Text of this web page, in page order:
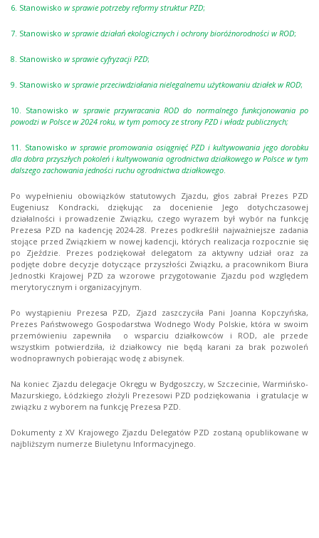
6. Stanowisko w sprawie potrzeby reformy struktur PZD;
7. Stanowisko w sprawie działań ekologicznych i ochrony bioróżnorodności w ROD;
8. Stanowisko w sprawie cyfryzacji PZD;
9. Stanowisko w sprawie przeciwdziałania nielegalnemu użytkowaniu działek w ROD;
10. Stanowiskow sprawie przywracania ROD do normalnego funkcjonowania po
powodzi w Polsce w 2024 roku, w tym pomocy ze strony PZD i władz publicznych;
11. Stanowisko w sprawie promowania osiągnięć PZD i kultywowania jego dorobku
dla dobra przyszłych pokoleń i kultywowania ogrodnictwa działkowego w Polsce w tym
dalszego zachowania jedności ruchu ogrodnictwa działkowego.
Po wypełnieniu obowiązków statutowych Zjazdu, głos zabrał Prezes PZD
Eugeniusz Kondracki, dziękując za docenienie Jego dotychczasowej
działalności i prowadzenie Związku, czego wyrazem był wybór na funkcję
Prezesa PZD na kadencję 2024-28. Prezes podkreślił najważniejsze zadania
stojące przed Związkiem w nowej kadencji, których realizacja rozpocznie się
po Zjeździe. Prezes podziękował delegatom za aktywny udział oraz za
podjęte dobre decyzje dotyczące przyszłości Związku, a pracownikom Biura
Jednostki Krajowej PZD za wzorowe przygotowanie Zjazdu pod względem
merytorycznym i organizacyjnym.
Po wystąpieniu Prezesa PZD, Zjazd zaszczyciła Pani Joanna Kopczyńska,
Prezes Państwowego Gospodarstwa Wodnego Wody Polskie, która w swoim
przemówieniu zapewniła o wsparciu działkowców i ROD, ale przede
wszystkim potwierdziła, iż działkowcy nie będą karani za brak pozwoleń
wodnoprawnych pobierając wodę z abisynek.
Na koniec Zjazdu delegacje Okręgu w Bydgoszczy, w Szczecinie, Warmińsko-
Mazurskiego, Łódzkiego złożyli Prezesowi PZD podziękowania i gratulacje w
związku z wyborem na funkcję Prezesa PZD.
Dokumenty z XV Krajowego Zjazdu Delegatów PZD zostaną opublikowane w
najbliższym numerze Biuletynu Informacyjnego.